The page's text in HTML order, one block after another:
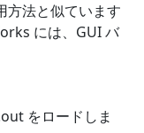
方法と似ています
には、GUI バ
をロードしま